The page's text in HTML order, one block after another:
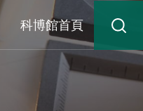
科博館首頁